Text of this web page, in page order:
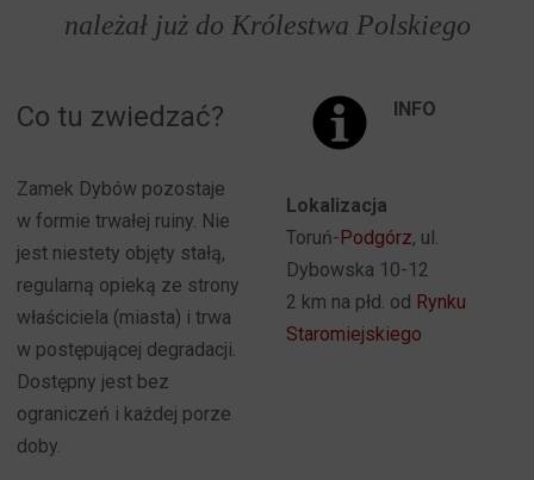
należał już do Królestwa Polskiego
Co tu zwiedzać?
Zamek Dybów pozostaje
w formie trwałej ruiny. Nie
jest niestety objęty stałą,
regularną opieką ze strony
właściciela (miasta) i trwa
w postępującej degradacji.
Dostępny jest bez
ograniczeń i każdej porze
doby.
INFO
Lokalizacja
Toruń-Podgórz, ul.
Dybowska 10-12
2 km na płd. od Rynku
Staromiejskiego